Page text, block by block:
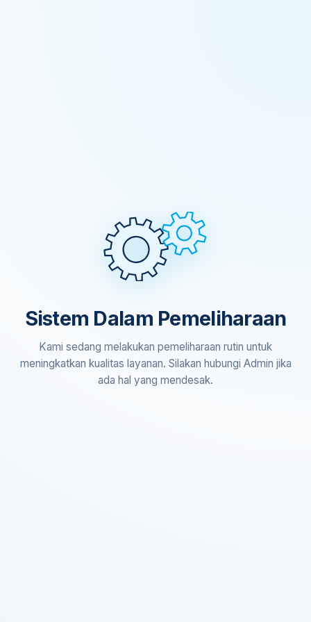
Sistem Dalam Pemeliharaan
Kami sedang melakukan pemeliharaan rutin untuk
meningkatkan kualitas layanan. Silakan hubungi Admin jika
ada hal yang mendesak.